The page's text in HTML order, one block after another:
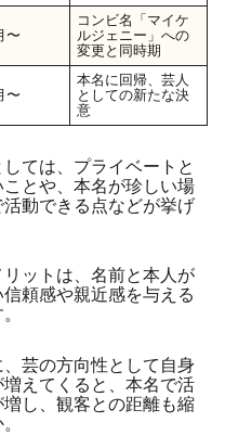
〜
コンビ名「マイケ
ルジェニー」への
変更と同時期
〜
本名に回帰、芸人
としての新たな決
意
ては、プライベートと
とや、本名が珍しい場
動できる点などが挙げ
ットは、名前と本人が
頼感や親近感を与える
芸の方向性として自身
えてくると、本名で活
し、観客との距離も縮